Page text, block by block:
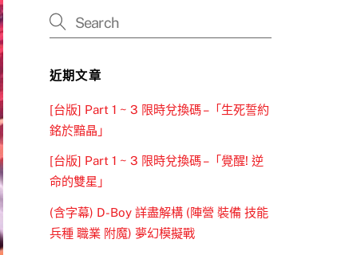
近期文章
[台版] Part 1 ~ 3 限時兌換碼 –「生死誓約
銘於黯晶」
[台版] Part 1 ~ 3 限時兌換碼 –「覺醒! 逆
命的雙星」
(含字幕) D-Boy 詳盡解構 (陣營 裝備 技能
兵種 職業 附魔) 夢幻模擬戰